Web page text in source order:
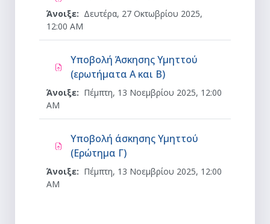
Άνοιξε: Δευτέρα, 27 Οκτωβρίου 2025,
12:00 AM
Υποβολή Άσκησης Υμηττού
(ερωτήματα Α και Β)Ανάθεση εργασίας
Άνοιξε: Πέμπτη, 13 Νοεμβρίου 2025, 12:00
AM
Υποβολή άσκησης Υμηττού
(Ερώτημα Γ)Ανάθεση εργασίας
Άνοιξε: Πέμπτη, 13 Νοεμβρίου 2025, 12:00
AM